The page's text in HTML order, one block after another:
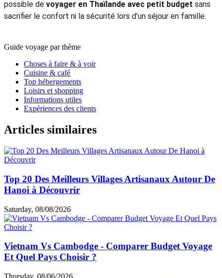
Durée voyage Thaïlande est un critère clé pour réussir un
voyage Thaïlande en famille pas cher. Une durée de 14 à
longs trajets fatigants tout en explorant plusieurs régions. Ce
format permet de
en évitant les vols intérieurs excessifs et les changements
d’hôtel trop fréquents. Pour un
avec des enfantsune durée bien ajustée garantit un meilleur
confort pour toute la famille tout en optimisant les coûts
liés au transport à l’hébergement et aux activités.
Gerard M. 5.0 Excellent
Comment organiser un séjour en famille en Thaïlande à petit budget
sans stress ?
Séjour de 18 jours Thaïlande pas cher
Thaïlande petit budgetsans se soucier de la logistique. Ce
type de programme inclut des hébergements adaptés aux
enfants, des transports optimisés et des activités familiales
accessibles.Voyager en Thaïlande avec petit budget
devient ainsi plus simple car tout est pensé pour limiter les
dépenses imprévues. C’est aussi une option idéale pour un
voyage Thaïlande pas cher